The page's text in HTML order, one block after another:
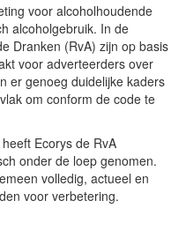
voor alcoholhoudende
alcoholgebruik. In de
Dranken (RvA) zijn op basis
voor adverteerders over
er genoeg duidelijke kaders
om conform de code te
Ecorys de RvA
onder de loep genomen.
volledig, actueel en
voor verbetering.